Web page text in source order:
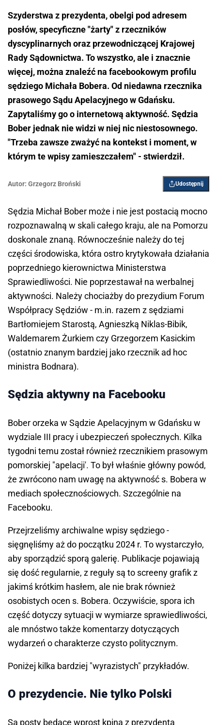
Szyderstwa z prezydenta, obelgi pod adresem
posłów, specyficzne "żarty" z rzeczników
dyscyplinarnych oraz przewodniczącej Krajowej
Rady Sądownictwa. To wszystko, ale i znacznie
więcej, można znaleźć na facebookowym profilu
sędziego Michała Bobera. Od niedawna rzecznika
prasowego Sądu Apelacyjnego w Gdańsku.
Zapytaliśmy go o internetową aktywność. Sędzia
Bober jednak nie widzi w niej nic niestosownego.
"Trzeba zawsze zważyć na kontekst i moment, w
którym te wpisy zamieszczałem" - stwierdził.
Autor: Grzegorz Broński Udostępnij
Sędzia Michał Bober może i nie jest postacią mocno
rozpoznawalną w skali całego kraju, ale na Pomorzu
doskonale znaną. Równocześnie należy do tej
części środowiska, która ostro krytykowała działania
poprzedniego kierownictwa Ministerstwa
Sprawiedliwości. Nie poprzestawał na werbalnej
aktywności. Należy chociażby do prezydium Forum
Współpracy Sędziów - m.in. razem z sędziami
Bartłomiejem Starostą, Agnieszką Niklas-Bibik,
Waldemarem Żurkiem czy Grzegorzem Kasickim
(ostatnio znanym bardziej jako rzecznik ad hoc
ministra Bodnara).
Sędzia aktywny na Facebooku
Bober orzeka w Sądzie Apelacyjnym w Gdańsku w
wydziale III pracy i ubezpieczeń społecznych. Kilka
tygodni temu został również rzecznikiem prasowym
pomorskiej "apelacji'. To był właśnie główny powód,
że zwrócono nam uwagę na aktywność s. Bobera w
mediach społecznościowych. Szczególnie na
Facebooku.
Przejrzeliśmy archiwalne wpisy sędziego -
sięgnęliśmy aż do początku 2024 r. To wystarczyło,
aby sporządzić sporą galerię. Publikacje pojawiają
się dość regularnie, z reguły są to screeny grafik z
jakimś krótkim hasłem, ale nie brak również
osobistych ocen s. Bobera. Oczywiście, spora ich
część dotyczy sytuacji w wymiarze sprawiedliwości,
ale mnóstwo także komentarzy dotyczących
wydarzeń o charakterze czysto politycznym.
Poniżej kilka bardziej "wyrazistych" przykładów.
O prezydencie. Nie tylko Polski
Są posty będące wprost kpiną z prezydenta